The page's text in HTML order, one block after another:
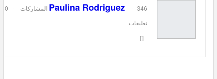
Paulina Rodriguez 346 المشاركات
0
تعليقات